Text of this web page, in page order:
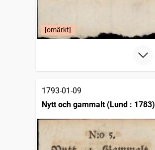
[omärkt]
1793-01-09
Nytt och gammalt (Lund : 1783)